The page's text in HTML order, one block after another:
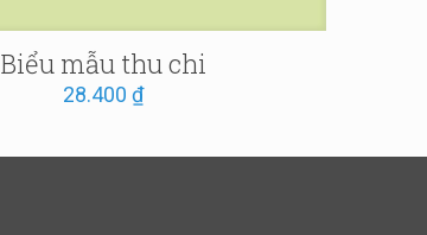
Biểu mẫu thu chi
28.400 ₫